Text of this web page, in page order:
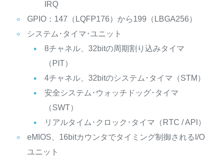
IRQ
GPIO：147（LQFP176）から199（LBGA256）
システム･タイマ･ユニット
8チャネル、32bitの周期割り込みタイマ
（PIT）
4チャネル、32bitのシステム･タイマ（STM）
安全システム･ウォッチドッグ･タイマ
（SWT）
リアルタイム･クロック･タイマ（RTC / API）
eMIOS、16bitカウンタでタイミング制御されるI/O
ユニット